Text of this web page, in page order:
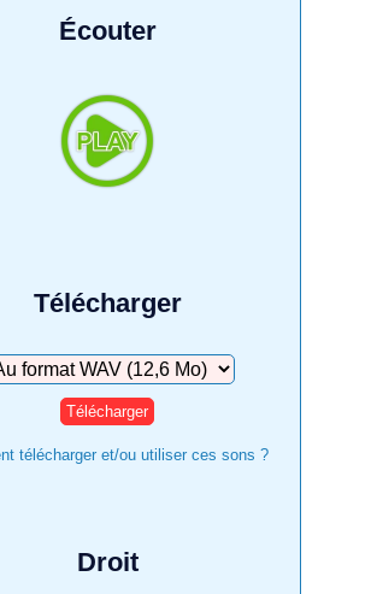
Écouter
Télécharger
télécharger et/ou utiliser ces sons ?
Droit